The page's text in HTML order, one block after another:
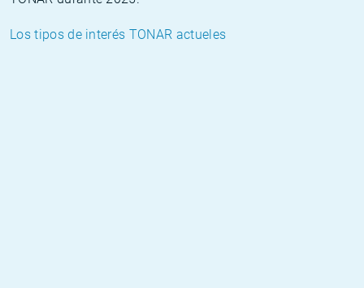
Los tipos de interés TONAR actueles